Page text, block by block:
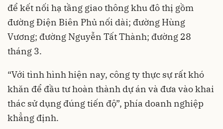
để kết nối hạ tầng giao thông khu đô thị gồm
đường Điện Biên Phủ nối dài; đường Hùng
Vương; đường Nguyễn Tất Thành; đường 28
tháng 3.
“Với tình hình hiện nay, công ty thực sự rất khó
khăn để đầu tư hoàn thành dự án và đưa vào khai
thác sử dụng đúng tiến độ”, phía doanh nghiệp
khẳng định.